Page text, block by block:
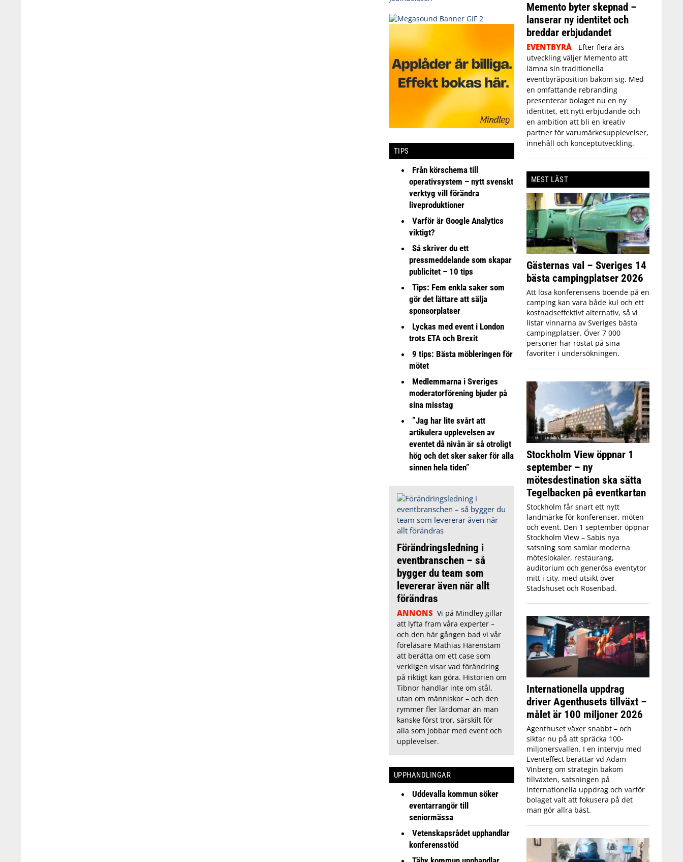
TIPS
Från körschema till
operativsystem – nytt svenskt
verktyg vill förändra
liveproduktioner
Varför är Google Analytics
viktigt?
Så skriver du ett
pressmeddelande som skapar
publicitet – 10 tips
Tips: Fem enkla saker som
gör det lättare att sälja
sponsorplatser
Lyckas med event i London
trots ETA och Brexit
9 tips: Bästa möbleringen för
mötet
Medlemmarna i Sveriges
moderatorförening bjuder på
sina misstag
”Jag har lite svårt att
artikulera upplevelsen av
eventet då nivån är så otroligt
hög och det sker saker för alla
sinnen hela tiden”
Förändringsledning i
eventbranschen – så
bygger du team som
levererar även när allt
förändras
ANNONS Vi på Mindley gillar
att lyfta fram våra experter –
och den här gången bad vi vår
föreläsare Mathias Härenstam
att berätta om ett case som
verkligen visar vad förändring
på riktigt kan göra. Historien om
Tibnor handlar inte om stål,
utan om människor – och den
rymmer fler lärdomar än man
kanske först tror, särskilt för
alla som jobbar med event och
upplevelser.
UPPHANDLINGAR
Uddevalla kommun söker
eventarrangör till
seniormässa
Vetenskapsrådet upphandlar
konferensstöd
Memento byter skepnad –
lanserar ny identitet och
breddar erbjudandet
EVENTBYRÅ
Efter flera års
utveckling väljer Memento att
lämna sin traditionella
eventbyråposition bakom sig. Med
en omfattande rebranding
presenterar bolaget nu en ny
identitet, ett nytt erbjudande och
en ambition att bli en kreativ
partner för varumärkesupplevelser,
innehåll och konceptutveckling.
MEST LÄST
Gästernas val – Sveriges 14
bästa campingplatser 2026
Att lösa konferensens boende på en
camping kan vara både kul och ett
kostnadseffektivt alternativ, så vi
listar vinnarna av Sveriges bästa
campingplatser. Över 7 000
personer har röstat på sina
favoriter i undersökningen.
Stockholm View öppnar 1
september – ny
mötesdestination ska sätta
Tegelbacken på eventkartan
Stockholm får snart ett nytt
landmärke för konferenser, möten
och event. Den 1 september öppnar
Stockholm View – Sabis nya
satsning som samlar moderna
möteslokaler, restaurang,
auditorium och generösa eventytor
mitt i city, med utsikt över
Stadshuset och Rosenbad.
Internationella uppdrag
driver Agenthusets tillväxt –
målet är 100 miljoner 2026
Agenthuset växer snabbt – och
siktar nu på att spräcka 100-
miljonersvallen. I en intervju med
Eventeffect berättar vd Adam
Vinberg om strategin bakom
tillväxten, satsningen på
internationella uppdrag och varför
bolaget valt att fokusera på det
man gör allra bäst.